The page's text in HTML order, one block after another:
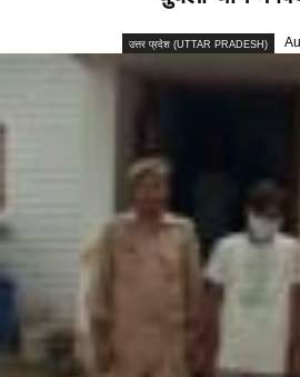
उत्तर प्रदेश (UTTAR PRADESH)